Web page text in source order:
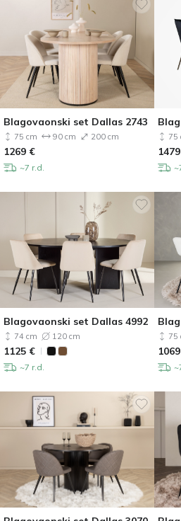
Blagovaonski set Dallas 2743
75 cm 90 cm 200 cm
1269 €
~7 r.d.
75
1479
Blagovaonski set Dallas 4992
74 cm 120 cm
1125 €
~7 r.d.
75
1069